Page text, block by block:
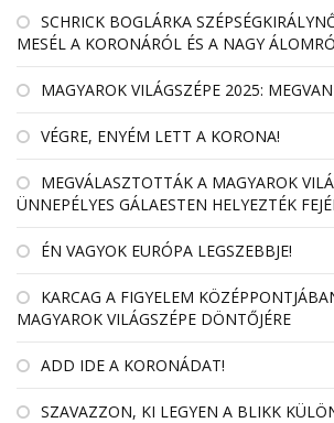
SCHRICK BOGLÁRKA
MESÉL A KORONÁRÓL ÉS A NAGY
MAGYAROK VILÁGSZÉPE 2025:
VÉGRE, ENYÉM LETT A KORONA!
MEGVÁLASZTOTTÁK A MAGYAROK
ÜNNEPÉLYES GÁLAESTEN HELYEZTÉK
ÉN VAGYOK EURÓPA LEGSZEBBJE!
KARCAG A FIGYELEM
MAGYAROK VILÁGSZÉPE DÖNTŐJÉRE
ADD IDE A KORONÁDAT!
SZAVAZZON, KI LEGYEN A BLIKK